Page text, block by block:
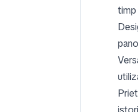
timp